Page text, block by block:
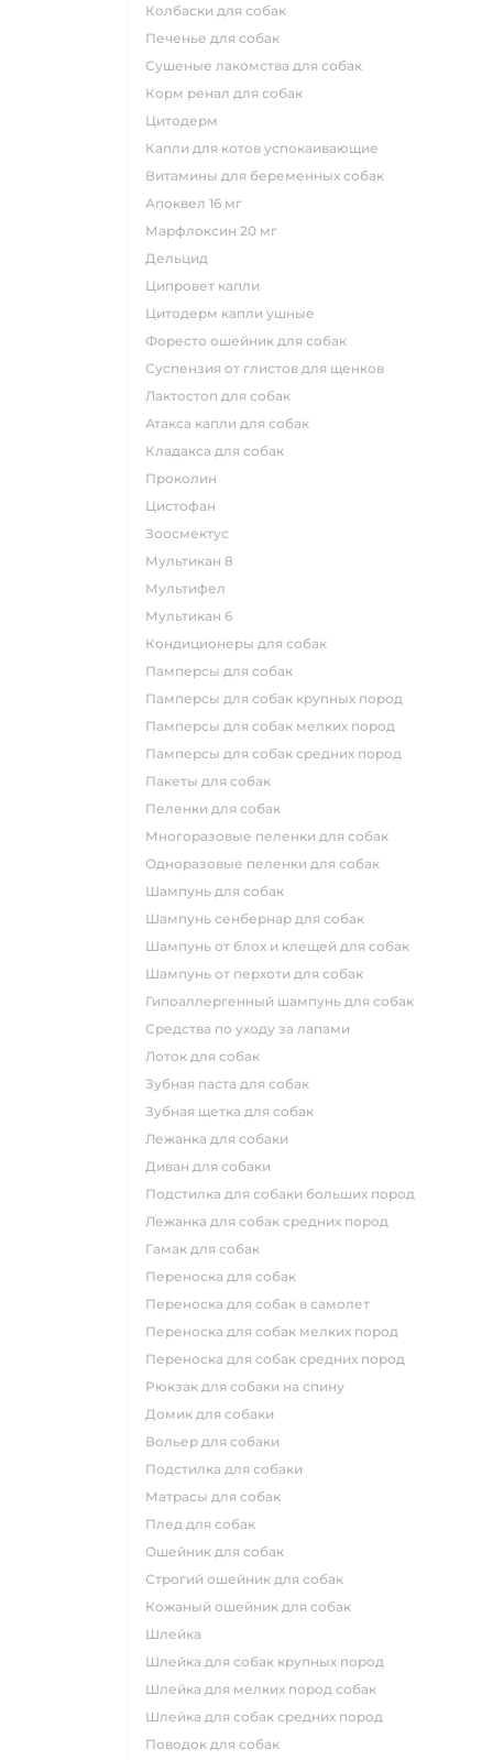
колбаски для собак
печенье для собак
сушеные лакомства для собак
корм ренал для собак
цитодерм
капли для котов успокаивающие
витамины для беременных собак
апоквел 16 мг
марфлоксин 20 мг
дельцид
ципровет капли
цитодерм капли ушные
форесто ошейник для собак
суспензия от глистов для щенков
лактостоп для собак
атакса капли для собак
кладакса для собак
проколин
цистофан
зоосмектус
мультикан 8
мультифел
мультикан 6
кондиционеры для собак
памперсы для собак
памперсы для собак крупных пород
памперсы для собак мелких пород
памперсы для собак средних пород
пакеты для собак
пеленки для собак
многоразовые пеленки для собак
одноразовые пеленки для собак
шампунь для собак
шампунь сенбернар для собак
шампунь от блох и клещей для собак
шампунь от перхоти для собак
гипоаллергенный шампунь для собак
средства по уходу за лапами
лоток для собак
зубная паста для собак
зубная щетка для собак
лежанка для собаки
диван для собаки
подстилка для собаки больших пород
лежанка для собак средних пород
гамак для собак
переноска для собак
переноска для собак в самолет
переноска для собак мелких пород
переноска для собак средних пород
рюкзак для собаки на спину
домик для собаки
вольер для собаки
подстилка для собаки
матрасы для собак
плед для собак
ошейник для собак
строгий ошейник для собак
кожаный ошейник для собак
шлейка
шлейка для собак крупных пород
шлейка для мелких пород собак
шлейка для собак средних пород
поводок для собак